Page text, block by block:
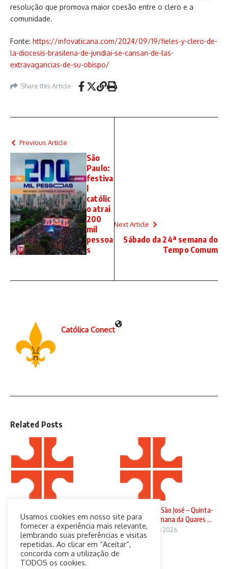
resolução que promova maior coesão entre o clero e a
comunidade.
Fonte: https://infovaticana.com/2024/09/19/fieles-y-clero-de-
la-diocesis-brasilena-de-jundiai-se-cansan-de-las-
extravagancias-de-su-obispo/
Share this Article
Previous Article
São
Paulo:
festiva
l
católic
o atrai
200
mil
pessoa
s
Next Article
Sábado da 24ª semana do
Tempo Comum
Católica Conect
Related Posts
29 de março de 2026
Solenidade de São José – Quinta-
feira da 4ª Semana da Quares ...
19 de março de 2026
Usamos cookies em nosso site para
fornecer a experiência mais relevante,
lembrando suas preferências e visitas
repetidas. Ao clicar em “Aceitar”,
concorda com a utilização de
TODOS os cookies.